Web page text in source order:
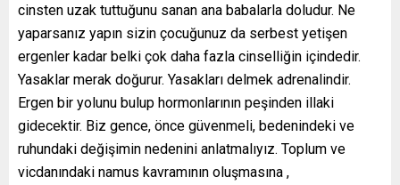
cinsten uzak tuttuğunu sanan ana babalarla doludur. Ne
yaparsanız yapın sizin çocuğunuz da serbest yetişen
ergenler kadar belki çok daha fazla cinselliğin içindedir.
Yasaklar merak doğurur. Yasakları delmek adrenalindir.
Ergen bir yolunu bulup hormonlarının peşinden illaki
gidecektir. Biz gence, önce güvenmeli, bedenindeki ve
ruhundaki değişimin nedenini anlatmalıyız. Toplum ve
vicdanındaki namus kavramının oluşmasına ,